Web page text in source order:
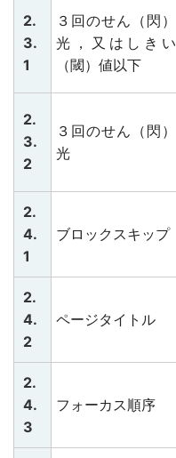
2.
3.
1
３回のせん（閃）
光，又はしきい
（閾）値以下
2.
3.
2
３回のせん（閃）
光
2.
4.
1
ブロックスキップ
2.
4.
2
ページタイトル
2.
4.
3
フォーカス順序